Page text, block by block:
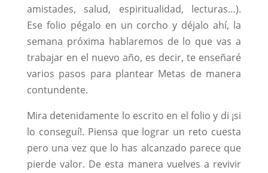
amistades, salud, espiritualidad, lecturas…).
Ese folio pégalo en un corcho y déjalo ahí, la
semana próxima hablaremos de lo que vas a
trabajar en el nuevo año, es decir, te enseñaré
varios pasos para plantear Metas de manera
contundente.
Mira detenidamente lo escrito en el folio y di ¡si
lo conseguí!. Piensa que lograr un reto cuesta
pero una vez que lo has alcanzado parece que
pierde valor. De esta manera vuelves a revivir